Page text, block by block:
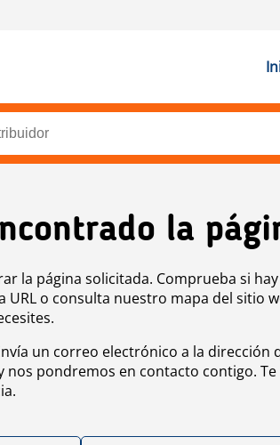
la
la página solicitada. Comprueba si hay
URL o consulta nuestro mapa del sitio
un correo electrónico a la dirección
nos pondremos en contacto contigo. Te